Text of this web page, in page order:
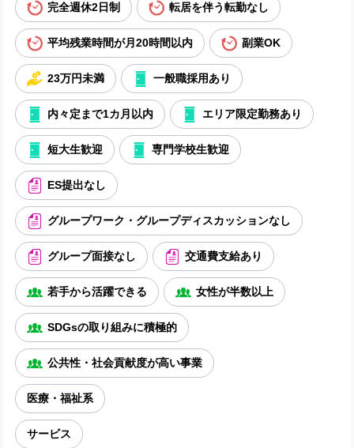
完全週休2日制 転居を伴う転勤なし
平均残業時間が月20時間以内 副業OK
23万円未満 一般職採用あり
内々定まで1カ月以内 エリア限定勤務あり
短大生歓迎 専門学校生歓迎
ES提出なし
グループワーク・グループディスカッションなし
グループ面接なし 交通費支給あり
若手から活躍できる 女性が半数以上
SDGsの取り組みに積極的
公共性・社会貢献度が高い事業
医療・福祉系
サービス